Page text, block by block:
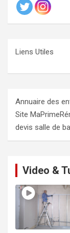
Liens Utiles
Annuaire des
Site
devis salle de
Video &